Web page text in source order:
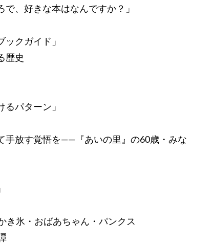
で、好きな本はなんですか？」
ックガイド」
歴史
るパターン」
手放す覚悟を――『あいの里』の60歳・みな
き氷・おばあちゃん・パンクス